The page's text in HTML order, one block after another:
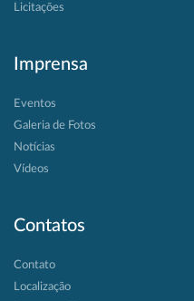
Licitações
Imprensa
Eventos
Galeria de Fotos
Notícias
Vídeos
Contatos
Contato
Localização